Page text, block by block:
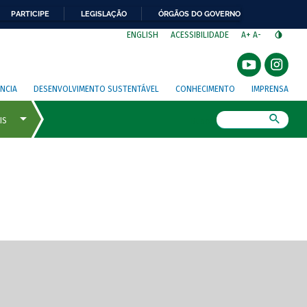
PARTICIPE LEGISLAÇÃO ÓRGÃOS DO GOVERNO
ENGLISH ACESSIBILIDADE A+ A-
DESENVOLVIMENTO SUSTENTÁVEL CONHECIMENTO IMPRENSA
de tela